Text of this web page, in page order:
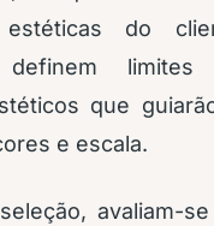
estéticas do
definem
que
e escala.
avaliam-